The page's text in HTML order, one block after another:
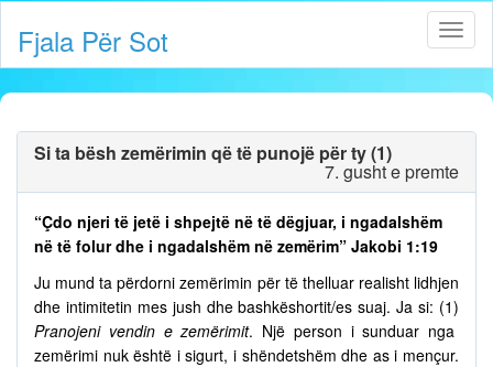
Fjala Për Sot
Si ta bësh zemërimin që të punojë për ty (1)
7. gusht e premte
“Çdo njeri të jetë i shpejtë në të dëgjuar, i ngadalshëm
në të folur dhe i ngadalshëm në zemërim” Jakobi 1:19
Ju mund ta përdorni zemërimin për të thelluar realisht lidhjen
dhe intimitetin mes jush dhe bashkëshortit/es suaj. Ja si: (1)
Pranojeni vendin e zemërimit. Një person i sunduar nga
zemërimi nuk është i sigurt, i shëndetshëm dhe as i mençur.